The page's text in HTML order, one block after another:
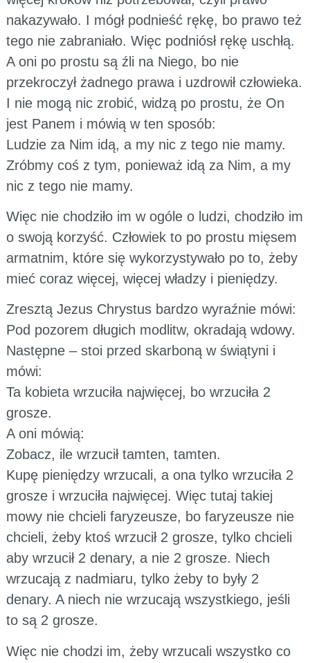
nakazywało. I mógł podnieść rękę, bo prawo też
tego nie zabraniało. Więc podniósł rękę uschłą.
A oni po prostu są źli na Niego, bo nie
przekroczył żadnego prawa i uzdrowił człowieka.
I nie mogą nic zrobić, widzą po prostu, że On
jest Panem i mówią w ten sposób:
Ludzie za Nim idą, a my nic z tego nie mamy.
Zróbmy coś z tym, ponieważ idą za Nim, a my
nic z tego nie mamy.
Więc nie chodziło im w ogóle o ludzi, chodziło im
o swoją korzyść. Człowiek to po prostu mięsem
armatnim, które się wykorzystywało po to, żeby
mieć coraz więcej, więcej władzy i pieniędzy.
Zresztą Jezus Chrystus bardzo wyraźnie mówi:
Pod pozorem długich modlitw, okradają wdowy.
Następne – stoi przed skarboną w świątyni i
mówi:
Ta kobieta wrzuciła najwięcej, bo wrzuciła 2
grosze.
A oni mówią:
Zobacz, ile wrzucił tamten, tamten.
Kupę pieniędzy wrzucali, a ona tylko wrzuciła 2
grosze i wrzuciła najwięcej. Więc tutaj takiej
mowy nie chcieli faryzeusze, bo faryzeusze nie
chcieli, żeby ktoś wrzucił 2 grosze, tylko chcieli
aby wrzucił 2 denary, a nie 2 grosze. Niech
wrzucają z nadmiaru, tylko żeby to były 2
denary. A niech nie wrzucają wszystkiego, jeśli
to są 2 grosze.
Więc nie chodzi im, żeby wrzucali wszystko co